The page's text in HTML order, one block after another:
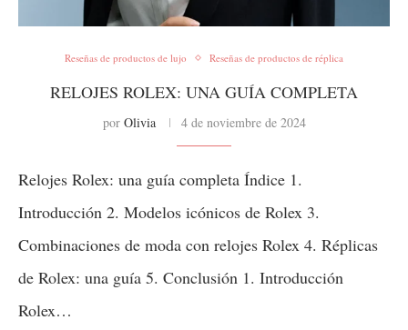
Reseñas de productos de lujo Reseñas de productos de réplica
RELOJES ROLEX: UNA GUÍA COMPLETA
por Olivia 4 de noviembre de 2024
Relojes Rolex: una guía completa Índice 1.
Introducción 2. Modelos icónicos de Rolex 3.
Combinaciones de moda con relojes Rolex 4. Réplicas
de Rolex: una guía 5. Conclusión 1. Introducción
Rolex…